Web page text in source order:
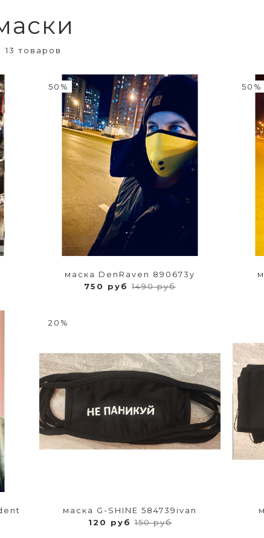
13 товаров
50%
маска DenRaven 890673y
750 руб 1490 руб
50%
20%
маска G-SHINE 584739ivan
120 руб150 руб